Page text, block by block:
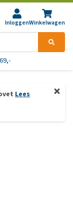
InloggenWinkelwagen
Lees